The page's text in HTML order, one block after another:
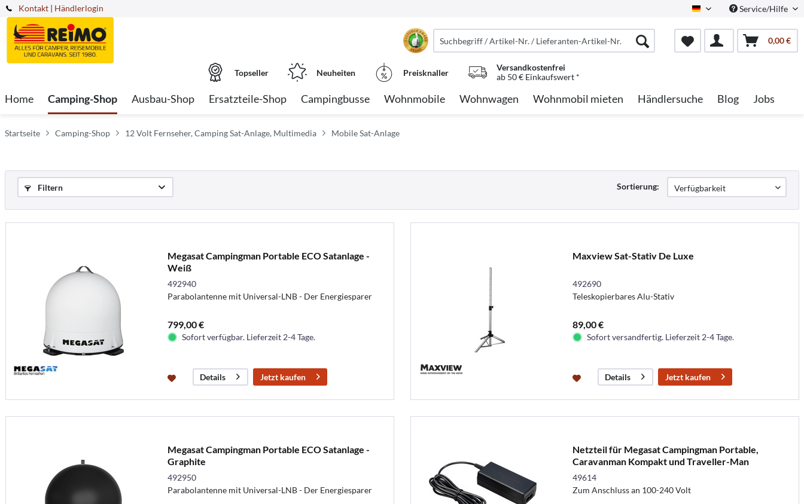
Kontakt German Service/Hilfe
| Händlerlogin
0,00 €
Topseller Neuheiten Preisknaller
Versandkostenfrei
ab 50 € Einkaufswert *
Home Camping-Shop Ausbau-Shop Ersatzteile-Shop Campingbusse Wohnmobile Wohnwagen Wohnmobil mieten Händlersuche Blog Jobs
Startseite Camping-Shop 12 Volt Fernseher, Camping Sat-Anlage, Multimedia Mobile Sat-Anlage
Filtern Sortierung:
Megasat Campingman Portable ECO Satanlage -
Weiß
492940
Parabolantenne mit Universal-LNB - Der Energiesparer
799,00 €
Sofort verfügbar. Lieferzeit 2-4 Tage.
Details Jetzt kaufen
Maxview Sat-Stativ De Luxe
492690
Teleskopierbares Alu-Stativ
89,00 €
Sofort versandfertig. Lieferzeit 2-4 Tage.
Details Jetzt kaufen
Megasat Campingman Portable ECO Satanlage -
Graphite
492950
Parabolantenne mit Universal-LNB - Der Energiesparer
Netzteil für Megasat Campingman Portable,
Caravanman Kompakt und Traveller-Man
49614
Zum Anschluss an 100-240 Volt